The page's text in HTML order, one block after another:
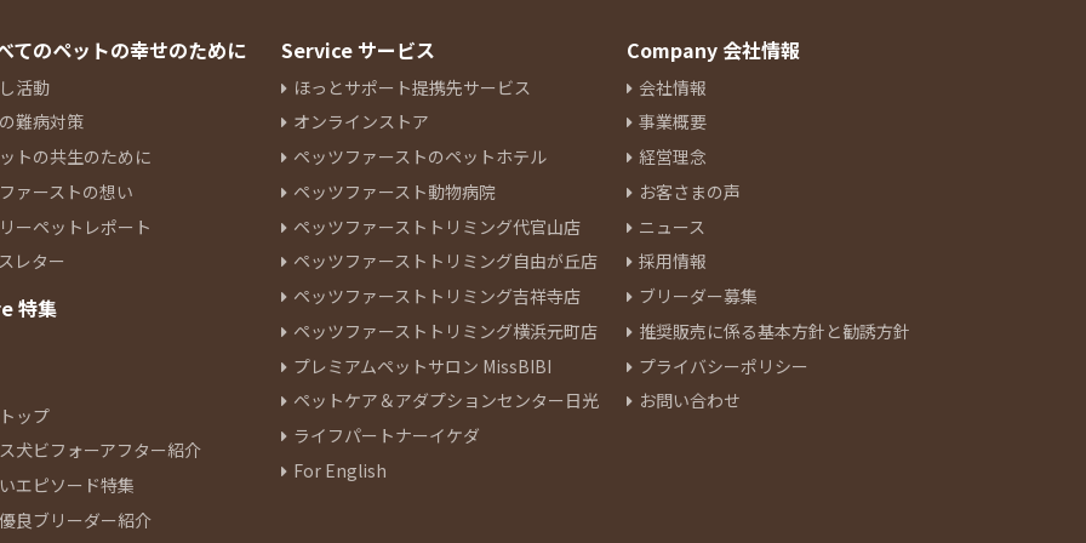
てのペットの幸せのために
活動
難病対策
トの共生のために
ァーストの想い
ーペットレポート
レター
特集
ップ
犬ビフォーアフター紹介
エピソード特集
良ブリーダー紹介
Service サービス
ほっとサポート提携先サービス
オンラインストア
ペッツファーストのペットホテル
ペッツファースト動物病院
ペッツファーストトリミング代官山店
ペッツファーストトリミング自由が丘店
ペッツファーストトリミング吉祥寺店
ペッツファーストトリミング横浜元町店
プレミアムペットサロン MissBIBI
ペットケア＆アダプションセンター日光
ライフパートナーイケダ
For English
Company 会社情報
会社情報
事業概要
経営理念
お客さまの声
ニュース
採用情報
ブリーダー募集
推奨販売に係る基本方針と勧誘方針
プライバシーポリシー
お問い合わせ